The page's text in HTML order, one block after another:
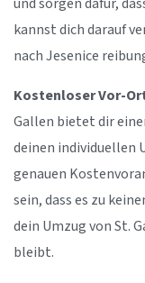
und sorgen dafür,
kannst dich darauf
nach Jesenice
Kostenloser Vor-
Gallen bietet dir
deinen individuellen
genauen
sein, dass es zu
dein Umzug von St.
bleibt.